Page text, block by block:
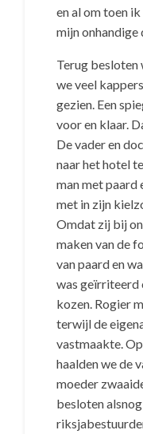
en al om toen
mijn onhandige
Terug besloten
we veel
gezien. Een
voor en klaar.
De vader en
naar het hotel
man met paard
met in zijn
Omdat zij bij
maken van de
van paard en
was geïrriteerd
kozen. Rogier
terwijl de
vastmaakte.
haalden we de
moeder
besloten